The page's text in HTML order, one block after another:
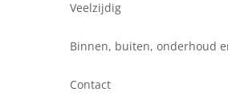
Veelzijdig
Binnen, buiten, onderhoud
Contact